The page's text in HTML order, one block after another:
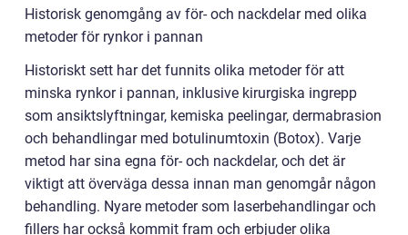
Historisk genomgång av för- och nackdelar med olika
metoder för rynkor i pannan
Historiskt sett har det funnits olika metoder för att
minska rynkor i pannan, inklusive kirurgiska ingrepp
som ansiktslyftningar, kemiska peelingar, dermabrasion
och behandlingar med botulinumtoxin (Botox). Varje
metod har sina egna för- och nackdelar, och det är
viktigt att överväga dessa innan man genomgår någon
behandling. Nyare metoder som laserbehandlingar och
fillers har också kommit fram och erbjuder olika